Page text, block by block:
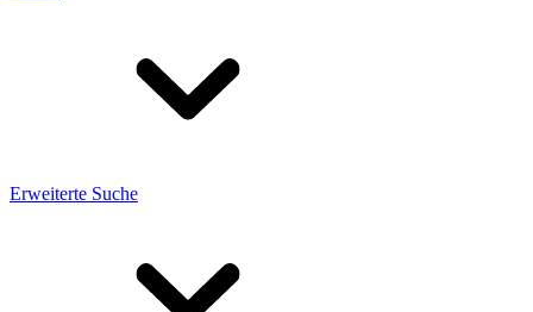
Erweiterte Suche